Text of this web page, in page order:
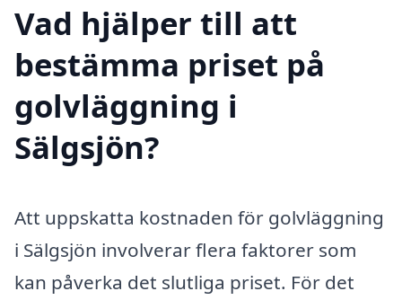
Vad hjälper till att
bestämma priset på
golvläggning i
Sälgsjön?
Att uppskatta kostnaden för golvläggning
i Sälgsjön involverar flera faktorer som
kan påverka det slutliga priset. För det